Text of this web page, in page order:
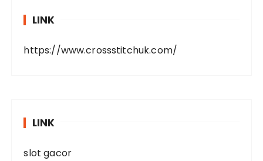
LINK
https://www.crossstitchuk.com/
LINK
slot gacor